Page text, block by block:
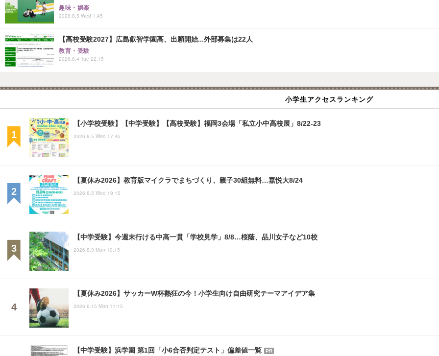
趣味・娯楽
2026.8.5 Wed 1:45
【高校受験2027】広島叡智学園高、出願開始...外部募集は22人
教育・受験
2026.8.4 Tue 22:15
小学生アクセスランキング
【小学校受験】【中学受験】【高校受験】福岡3会場「私立小中高校展」8/22-23
2026.8.5 Wed 17:45
【夏休み2026】教育版マイクラでまちづくり、親子30組無料…嘉悦大8/24
2026.8.5 Wed 19:15
【中学受験】今週末行ける中高一貫「学校見学」8/8…桜蔭、品川女子など10校
2026.8.3 Mon 10:15
【夏休み2026】サッカーW杯熱狂の今！小学生向け自由研究テーマアイデア集
2026.6.15 Mon 11:15
【中学受験】浜学園 第1回「小6合否判定テスト」偏差値一覧 PR